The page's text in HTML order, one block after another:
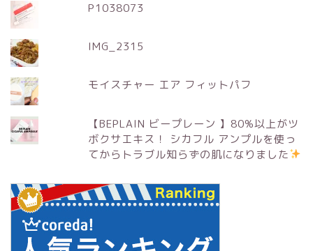
P1038073
IMG_2315
モイスチャー エア フィットパフ
【BEPLAIN ビープレーン 】80%以上がツ
ボクサエキス！ シカフル アンプルを使っ
てからトラブル知らずの肌になりました